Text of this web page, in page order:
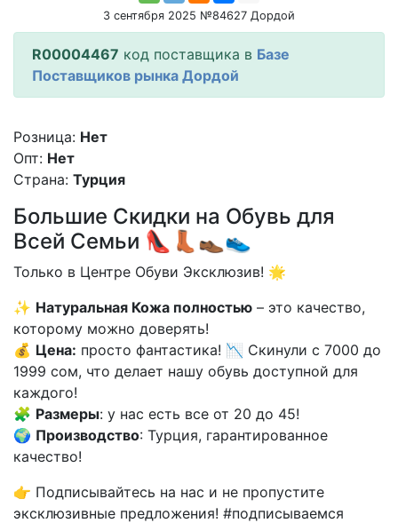
3 сентября 2025 №84627 Дордой
R00004467 код поставщика в Базе
Поставщиков рынка Дордой
Розница: Нет
Опт: Нет
Страна: Турция
Большие Скидки на Обувь для
Всей Семьи 👠👢👞👟
Только в Центре Обуви Эксклюзив! 🌟
✨ Натуральная Кожа полностью – это качество,
которому можно доверять!
💰 Цена: просто фантастика! 📉 Скинули с 7000 до
1999 сом, что делает нашу обувь доступной для
каждого!
🧩 Размеры: у нас есть все от 20 до 45!
🌍 Производство: Турция, гарантированное
качество!
👉 Подписывайтесь на нас и не пропустите
эксклюзивные предложения! #подписываемся